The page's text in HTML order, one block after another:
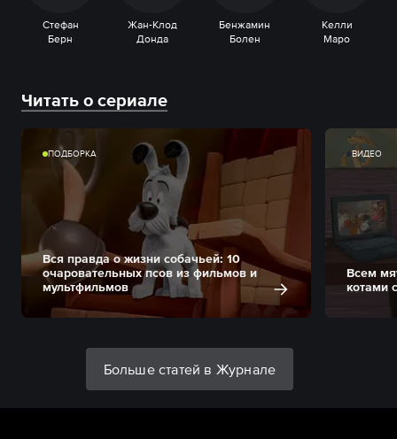
Стефан
Берн
Жан-Клод
Донда
Бенжамин
Болен
Келли
Маро
Читать о сериале
ПОДБОРКА
Вся правда о жизни собачьей: 10
очаровательных псов из фильмов и
мультфильмов
ВИДЕО
Всем
котами
Больше статей в Журнале